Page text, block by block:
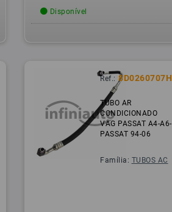
Disponível
Ref.: 8D0260707H
TUBO AR
CONDICIONADO
VAG PASSAT A4-A6-
PASSAT 94-06
Família: TUBOS AC